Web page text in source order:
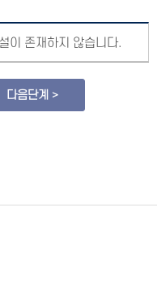
이 존재하지 않습니다.
다음단계 >